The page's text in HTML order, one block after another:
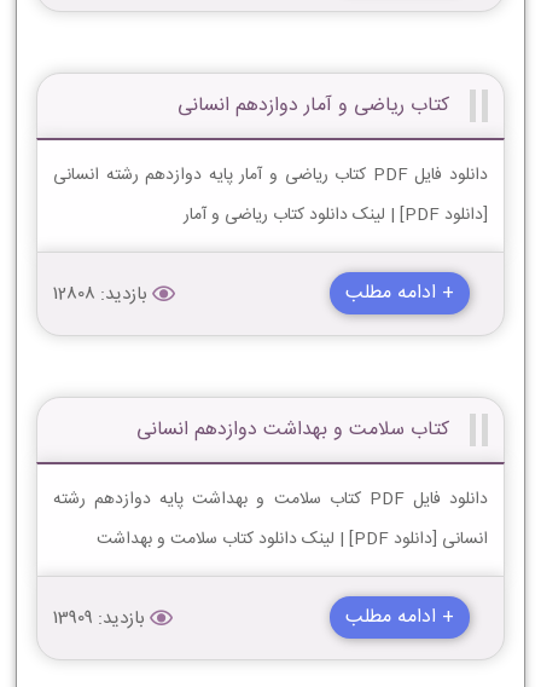
کتاب ریاضی و آمار دوازدهم انسانی
دانلود فایل PDF کتاب ریاضی و آمار پایه دوازدهم رشته انسانی
[دانلود PDF] | لینک دانلود کتاب ریاضی و آمار
+ ادامه مطلب بازدید: 12808
کتاب سلامت و بهداشت دوازدهم انسانی
دانلود فایل PDF کتاب سلامت و بهداشت پایه دوازدهم رشته
انسانی [دانلود PDF] | لینک دانلود کتاب سلامت و بهداشت
+ ادامه مطلب بازدید: 13909